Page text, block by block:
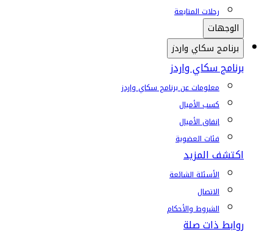
رحلات المتابعة
الوجهات
برنامج سكاي واردز
برنامج سكاي واردز
معلومات عن برنامج سكاي واردز
كسب الأميال
إنفاق الأميال
فئات العضوية
اكتشف المزيد
الأسئلة الشائعة
الاتصال
الشروط والأحكام
روابط ذات صلة